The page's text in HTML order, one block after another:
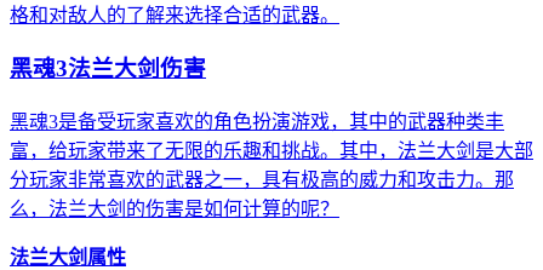
格和对敌人的了解来选择合适的武器。
黑魂3法兰大剑伤害
黑魂3是备受玩家喜欢的角色扮演游戏，其中的武器种类丰
富，给玩家带来了无限的乐趣和挑战。其中，法兰大剑是大部
分玩家非常喜欢的武器之一，具有极高的威力和攻击力。那
么，法兰大剑的伤害是如何计算的呢？
法兰大剑属性